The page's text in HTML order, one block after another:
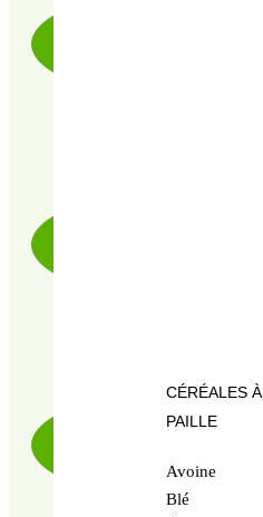
CÉRÉALES À
PAILLE
Avoine
Blé